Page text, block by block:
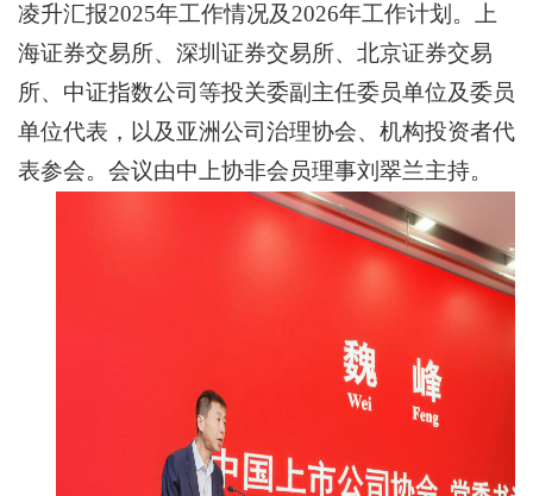
凌升汇报2025年工作情况及2026年工作计划。上
海证券交易所、深圳证券交易所、北京证券交易
所、中证指数公司等投关委副主任委员单位及委员
单位代表，以及亚洲公司治理协会、机构投资者代
表参会。会议由中上协非会员理事刘翠兰主持。